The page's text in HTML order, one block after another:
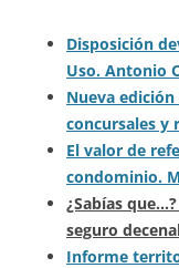
Disposición de
Uso. Antonio
Nueva
concursales y
El valor de
condominio.
¿Sabías
seguro
Informe